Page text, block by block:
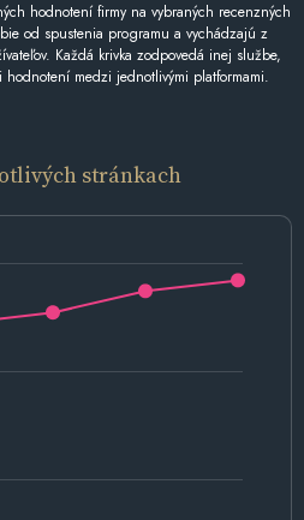
hodnotení firmy na vybraných recenzných
od spustenia programu a vychádzajú z
Každá krivka zodpovedá inej službe,
medzi jednotlivými platformami.
stránkach